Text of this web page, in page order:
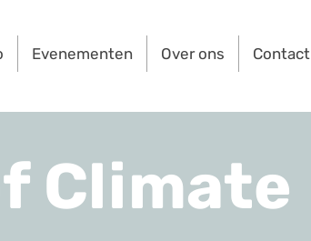
Evenementen Over ons Contact
Climate